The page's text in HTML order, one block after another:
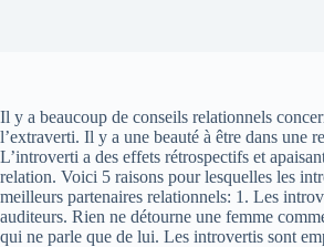
Il y a beaucoup de conseils relationnels
l’extraverti. Il y a une beauté à être dans une
L’introverti a des effets rétrospectifs et
relation. Voici 5 raisons pour lesquelles les
meilleurs partenaires relationnels: 1. Les
auditeurs. Rien ne détourne une femme
qui ne parle que de lui. Les introvertis sont